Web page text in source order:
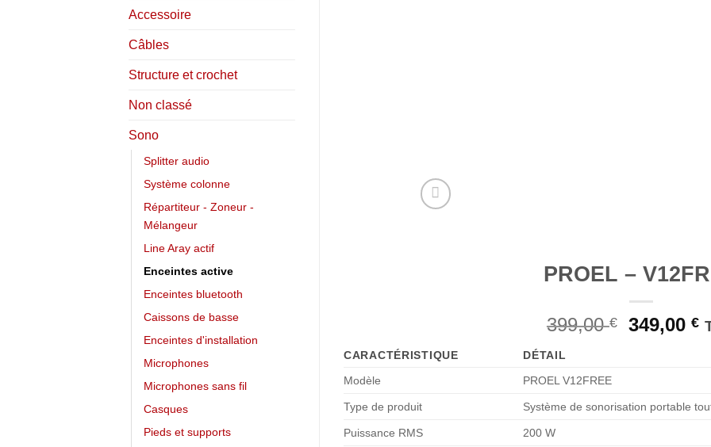
Accessoire
Câbles
Structure et crochet
Non classé
Sono
Splitter audio
Système colonne
Répartiteur - Zoneur -
Mélangeur
Line Aray actif
Enceintes active
Enceintes bluetooth
Caissons de basse
Enceintes d'installation
Microphones
Microphones sans fil
Casques
Pieds et supports
PROEL –
399,00€
Le
399,00 €.
349,00€
CARACTÉRISTIQUE
DÉTAIL
Modèle
PROEL V12FREE
Type de produit Système de sonorisation portable
Puissance RMS 200 W